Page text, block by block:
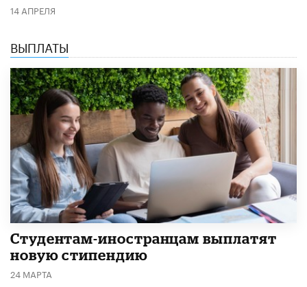
14 АПРЕЛЯ
ВЫПЛАТЫ
Студентам-иностранцам выплатят
новую стипендию
24 МАРТА